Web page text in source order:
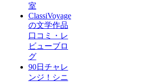
室
ClassiVoyage
の文学作品
口コミ・レ
ビューブロ
グ
90日チャレ
ンジ！シニ